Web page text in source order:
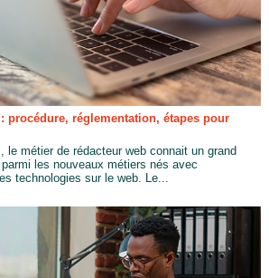
procédure, réglementation, étapes pour
le métier de rédacteur web connait un grand
les nouveaux métiers nés avec
technologies sur le web. Le...